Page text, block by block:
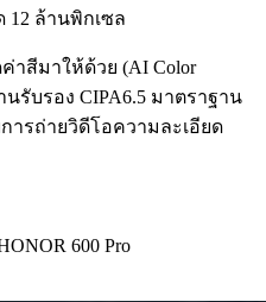
12 ล้านพิกเซล
าสีมาให้ด้วย (AI Color
รับรอง CIPA6.5 มาตราฐาน
ารถ่ายวิดีโอความละเอียด
600 Pro